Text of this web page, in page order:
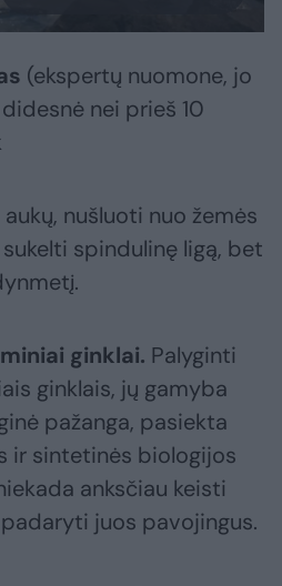
(ekspertų nuomone, jo
nei prieš 10
nušluoti nuo žemės
spindulinę ligą, bet
ginklai. Palyginti
ginklais, jų gamyba
pažanga, pasiekta
ir sintetinės biologijos
anksčiau keisti
juos pavojingus.